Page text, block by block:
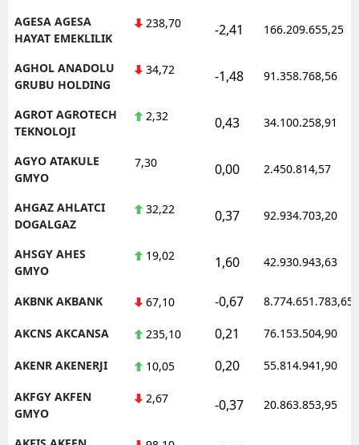
AGESA AGESA
HAYAT EMEKLILIK
238,70 -2,41 166.209.655,25
AGHOL ANADOLU
GRUBU HOLDING
34,72 -1,48 91.358.768,56
AGROT AGROTECH
TEKNOLOJI
2,32 0,43 34.100.258,91
AGYO ATAKULE
GMYO
7,30 0,00 2.450.814,57
AHGAZ AHLATCI
DOGALGAZ
32,22 0,37 92.934.703,20
AHSGY AHES
GMYO
19,02 1,60 42.930.943,63
AKBNK AKBANK 67,10 -0,67 8.774.651.783,65
AKCNS AKCANSA 235,10 0,21 76.153.504,90
AKENR AKENERJI 10,05 0,20 55.814.941,90
AKFGY AKFEN
GMYO
2,67 -0,37 20.863.853,95